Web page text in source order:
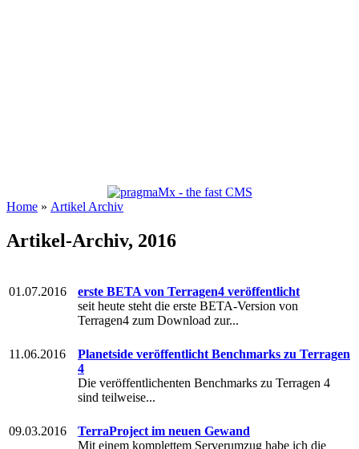
Home » Artikel Archiv
Artikel-Archiv, 2016
01.07.2016
erste BETA von Terragen4 veröffentlicht
seit heute steht die erste BETA-Version von
Terragen4 zum Download zur...
11.06.2016
Planetside veröffentlicht Benchmarks zu Terragen
4
Die veröffentlichenten Benchmarks zu Terragen 4
sind teilweise...
09.03.2016
TerraProject im neuen Gewand
Mit einem komplettem Serverumzug habe ich die